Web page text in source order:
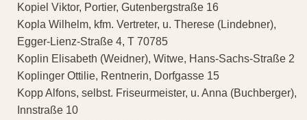
Kopiel Viktor, Portier, Gutenbergstraße 16
Kopla Wilhelm, kfm. Vertreter, u. Therese (Lindebner),
Egger-Lienz-Straße 4, T 70785
Koplin Elisabeth (Weidner), Witwe, Hans-Sachs-Straße 2
Koplinger Ottilie, Rentnerin, Dorfgasse 15
Kopp Alfons, selbst. Friseurmeister, u. Anna (Buchberger),
Innstraße 10